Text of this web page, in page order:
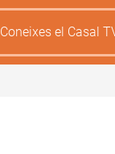
Coneixes el Casal